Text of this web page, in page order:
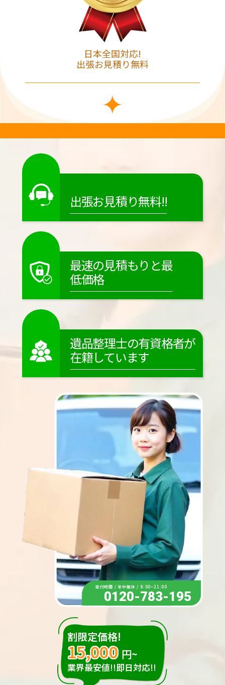
日本全国対応!
出張お見積り無料
出張お見積り無料!!
最速の見積もりと最
低価格
遺品整理士の有資格者が
在籍しています
受付時間 / 年中無休 / 9:00~21:00
0120-783-195
割限定価格!
15,000 円~
業界最安値!!即日対応!!